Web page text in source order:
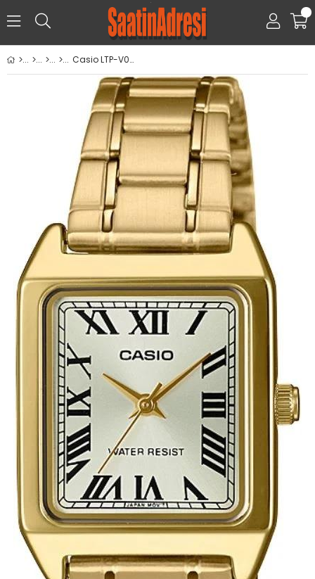
0
Casio LTP-V007G-9BUDF Kol Saati